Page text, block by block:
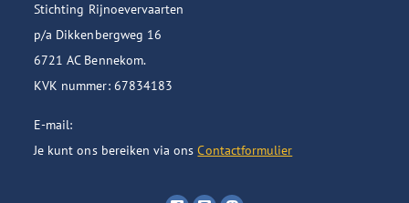
Stichting Rijnoevervaarten
p/a Dikkenbergweg 16
6721 AC Bennekom.
KVK nummer: 67834183
E-mail:
Je kunt ons bereiken via onsContactformulier